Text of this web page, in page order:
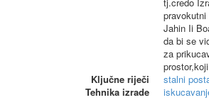
Jahin Ii
da bi se
za
Ključne riječi
stalni
Tehnika izrade